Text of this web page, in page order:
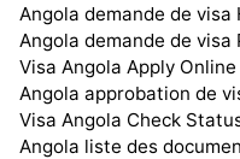
Angola demande de visa
Angola demande de visa
Visa Angola Apply
Angola approbation de
Visa Angola Check
Angola liste des